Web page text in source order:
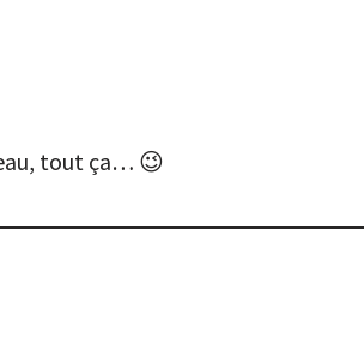
tout ça… 😉